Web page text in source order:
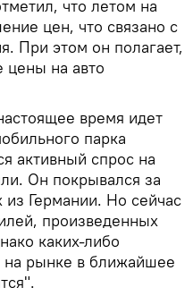
что летом на
цен, что связано с
При этом он полагает,
цены на авто
время идет
парка
активный спрос на
Он покрывался за
Германии. Но сейчас
произведенных
каких-либо
на рынке в ближайшее